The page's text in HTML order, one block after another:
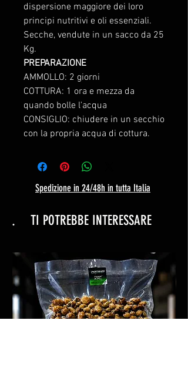
dispersione maggiore dei loro
principi nutritivi e oli essenziali.
Secche, vendute in un sacco da 25
Kg.
PREPARAZIONE
AMMOLLO: 2 giorni
COTTURA: 1 ora e mezza da
quando bolle l'acqua
CONSIGLIO: chiudere in un secchio
con la propria acqua di cottura.
Spedizione in 24/48h in tutta Italia
. TI POTREBBE INTERESSARE